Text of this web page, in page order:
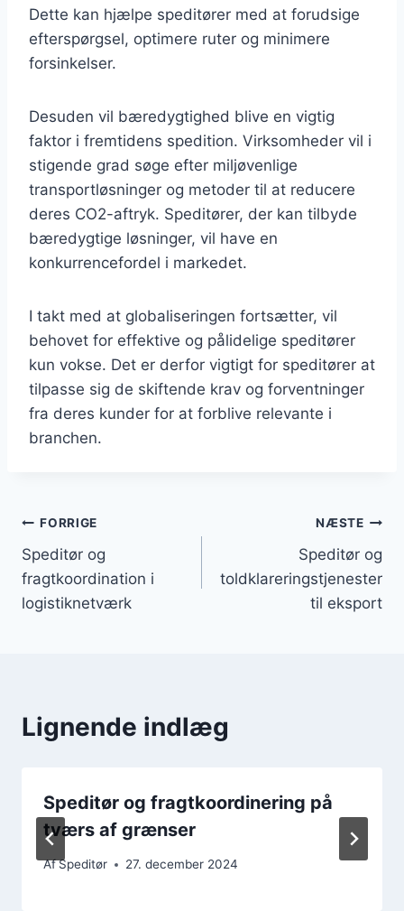
Dette kan hjælpe speditører med at forudsige
efterspørgsel, optimere ruter og minimere
forsinkelser.
Desuden vil bæredygtighed blive en vigtig
faktor i fremtidens spedition. Virksomheder vil i
stigende grad søge efter miljøvenlige
transportløsninger og metoder til at reducere
deres CO2-aftryk. Speditører, der kan tilbyde
bæredygtige løsninger, vil have en
konkurrencefordel i markedet.
I takt med at globaliseringen fortsætter, vil
behovet for effektive og pålidelige speditører
kun vokse. Det er derfor vigtigt for speditører at
tilpasse sig de skiftende krav og forventninger
fra deres kunder for at forblive relevante i
branchen.
Indlægsnavigation
FORRIGE
Speditør og
fragtkoordination i
logistiknetværk
NÆSTE
Speditør og
toldklareringstjenester
til eksport
Lignende indlæg
Speditør og fragtkoordinering på
tværs af grænser
AfSpeditør 27. december 2024